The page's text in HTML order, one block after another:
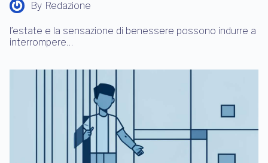
By Redazione
l’estate e la sensazione di benessere possono indurre a
interrompere…